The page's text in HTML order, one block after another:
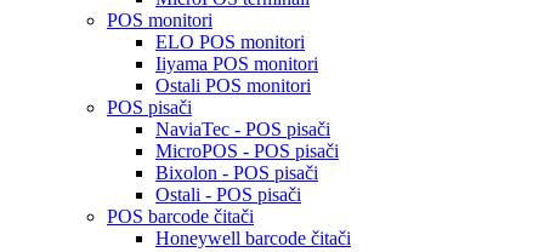
POS monitori
ELO POS monitori
Iiyama POS monitori
Ostali POS monitori
POS pisači
NaviaTec - POS pisači
MicroPOS - POS pisači
Bixolon - POS pisači
Ostali - POS pisači
POS barcode čitači
Honeywell barcode čitači